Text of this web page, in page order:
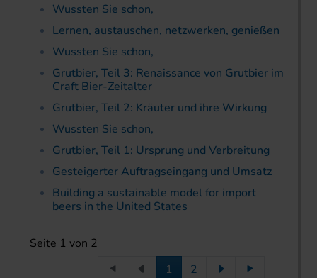
Wussten Sie schon,
Lernen, austauschen, netzwerken, genießen
Wussten Sie schon,
Grutbier, Teil 3: Renaissance von Grutbier im
Craft Bier-Zeitalter
Grutbier, Teil 2: Kräuter und ihre Wirkung
Wussten Sie schon,
Grutbier, Teil 1: Ursprung und Verbreitung
Gesteigerter Auftragseingang und Umsatz
Building a sustainable model for import
beers in the United States
Seite 1 von 2
1
2